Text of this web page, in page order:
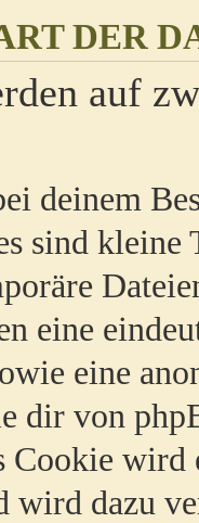
DER
auf
deinem
sind kleine
eine
eine
dir von
wird
wird dazu